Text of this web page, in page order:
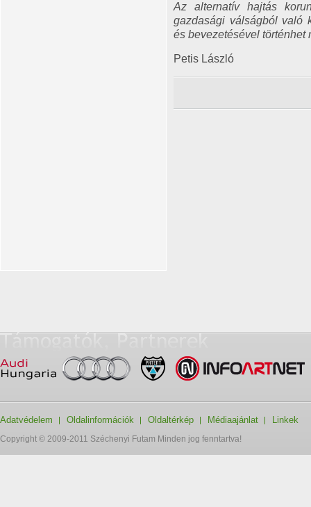
Az alternatív hajtás
gazdasági válságból való
és bevezetésével történhet
Petis László
Adatvédelem Oldalinformációk Oldaltérkép Médiaajánlat Linkek
Copyright © 2009-2011 Széchenyi Futam Minden jog fenntartva!